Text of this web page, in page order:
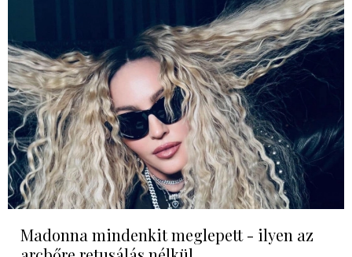
Madonna mindenkit meglepett - ilyen az